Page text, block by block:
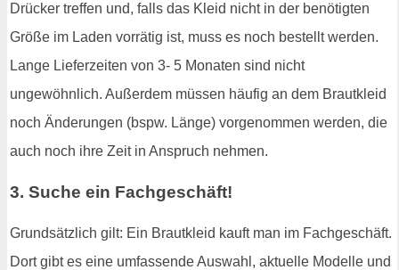
Drücker treffen und, falls das Kleid nicht in der benötigten
Größe im Laden vorrätig ist, muss es noch bestellt werden.
Lange Lieferzeiten von 3- 5 Monaten sind nicht
ungewöhnlich. Außerdem müssen häufig an dem Brautkleid
noch Änderungen (bspw. Länge) vorgenommen werden, die
auch noch ihre Zeit in Anspruch nehmen.
3. Suche ein Fachgeschäft!
Grundsätzlich gilt: Ein Brautkleid kauft man im Fachgeschäft.
Dort gibt es eine umfassende Auswahl, aktuelle Modelle und